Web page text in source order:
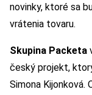
novinky, ktoré sa
vrátenia tovaru.
Skupina Packeta
český projekt,
Simona